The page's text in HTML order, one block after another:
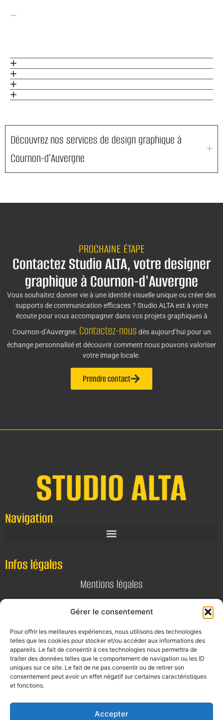
Gérer le consentement
Pour offrir les meilleures expériences, nous utilisons des technologies
telles que les cookies pour stocker et/ou accéder aux informations des
appareils. Le fait de consentir à ces technologies nous permettra de
traiter des données telles que le comportement de navigation ou les ID
uniques sur ce site. Le fait de ne pas consentir ou de retirer son
consentement peut avoir un effet négatif sur certaines caractéristiques
et fonctions.
Accepter
Découvrez nos services de design graphique à
Cournon-d'Auvergne
PROCHAINE ÉTAPE
Contactez Studio ALTA, votre designer
graphique à Cournon-d'Auvergne
Vous souhaitez donner vie à une identité visuelle unique ou créer des
supports de communication efficaces ? Studio ALTA est à votre
écoute pour vous accompagner dans vos projets graphiques à
Cournon-d’Auvergne. Contactez-nous dès aujourd’hui pour un
échange personnalisé et découvrir comment nous pouvons valoriser
votre image locale.
Prendre contact
Navigation
Infos légales
Mentions légales
Politique de confidentialité
Contact
E-mail
contact@alta-studio.fr
0760115323